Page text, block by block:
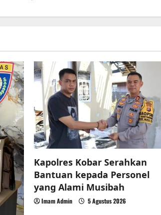
Kapolres Kobar Serahkan
Bantuan kepada Personel
yang Alami Musibah
Imam Admin 5 Agustus 2026